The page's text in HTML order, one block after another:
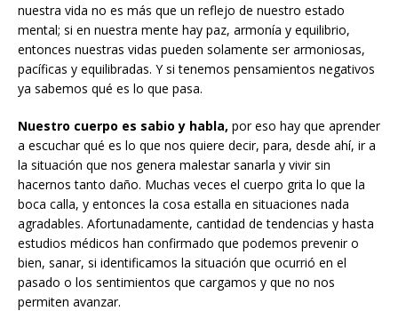
nuestra vida no es más que un reflejo de nuestro estado
mental; si en nuestra mente hay paz, armonía y equilibrio,
entonces nuestras vidas pueden solamente ser armoniosas,
pacíficas y equilibradas. Y si tenemos pensamientos negativos
ya sabemos qué es lo que pasa.
Nuestro cuerpo es sabio y habla, por eso hay que aprender
a escuchar qué es lo que nos quiere decir, para, desde ahí, ir a
la situación que nos genera malestar sanarla y vivir sin
hacernos tanto daño. Muchas veces el cuerpo grita lo que la
boca calla, y entonces la cosa estalla en situaciones nada
agradables. Afortunadamente, cantidad de tendencias y hasta
estudios médicos han confirmado que podemos prevenir o
bien, sanar, si identificamos la situación que ocurrió en el
pasado o los sentimientos que cargamos y que no nos
permiten avanzar.